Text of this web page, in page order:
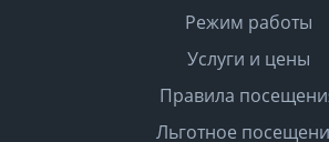
Режим работы
Услуги и цены
Правила
Льготное